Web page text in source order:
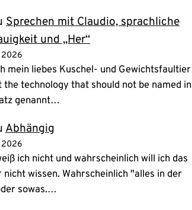
Sprechen mit Claudio, sprachliche
und „Her“
2026
mein liebes Kuschel- und Gewichtsfaultier
the technology that should not be named in
genannt…
Abhängig
2026
ich nicht und wahrscheinlich will ich das
nicht wissen. Wahrscheinlich "alles in der
sowas.…